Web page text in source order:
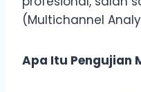
(Multichannel
Apa Itu Pengujian